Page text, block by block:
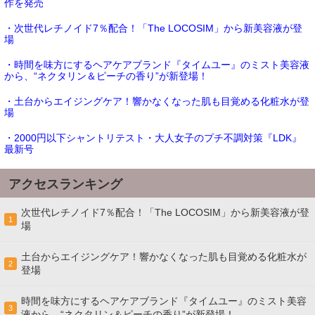
作を発売
・次世代レチノイド7％配合！「The LOCOSIM」から新美容液が登
場
・時間を味方にするヘアケアブランド『タイムユー』のミスト美容液
から、“ネクタリン＆ピーチの香り”が新登場！
・土台からエイジングケア！響かなくなった肌も目覚める化粧水が登
場
・2000円以下シャントリテスト・大人女子のプチ不調対策『LDK』
最新号
アクセスランキング
1
次世代レチノイド7％配合！「The LOCOSIM」から新美容液が登
場
2
土台からエイジングケア！響かなくなった肌も目覚める化粧水が
登場
3
時間を味方にするヘアケアブランド『タイムユー』のミスト美容